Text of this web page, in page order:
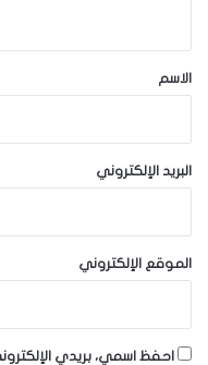
*
الاسم
البريد الإلكتروني
الموقع الإلكتروني
احفظ اسمي، بريدي